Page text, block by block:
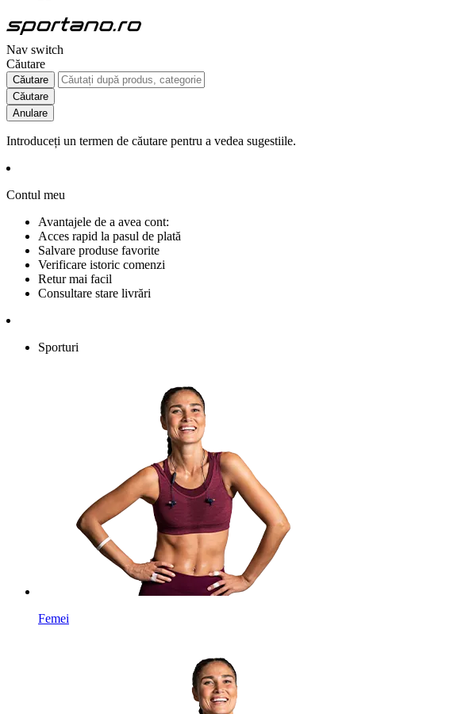
Nav switch
Căutare
Căutare
Căutare
Anulare
Introduceți un termen de căutare pentru a vedea sugestiile.
Contul meu
Avantajele de a avea cont:
Acces rapid la pasul de plată
Salvare produse favorite
Verificare istoric comenzi
Retur mai facil
Consultare stare livrări
Sporturi
Femei